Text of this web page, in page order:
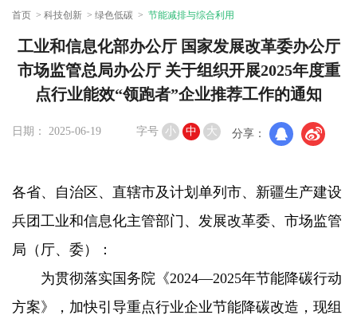
首页 科技创新 绿色低碳 节能减排与综合利用
工业和信息化部办公厅 国家发展改革委办公厅
市场监管总局办公厅 关于组织开展2025年度重
点行业能效“领跑者”企业推荐工作的通知
日期： 2025-06-19 字号 小 中 大 分享：
各省、自治区、直辖市及计划单列市、新疆生产建设
兵团工业和信息化主管部门、发展改革委、市场监管
局（厅、委）：
为贯彻落实国务院《2024—2025年节能降碳行动
方案》，加快引导重点行业企业节能降碳改造，现组